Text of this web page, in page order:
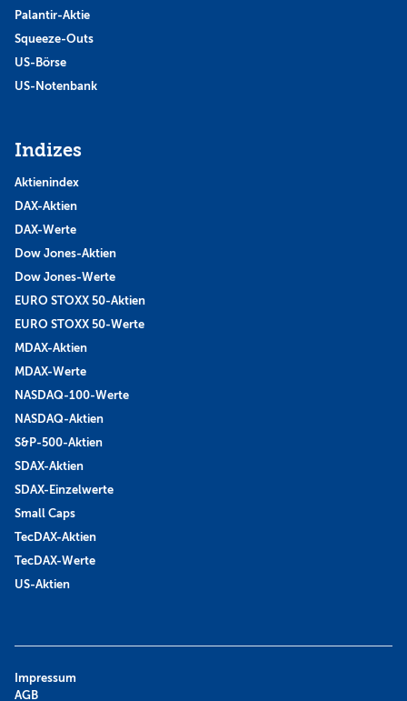
Palantir-Aktie
Squeeze-Outs
US-Börse
US-Notenbank
Indizes
Aktienindex
DAX-Aktien
DAX-Werte
Dow Jones-Aktien
Dow Jones-Werte
EURO STOXX 50-Aktien
EURO STOXX 50-Werte
MDAX-Aktien
MDAX-Werte
NASDAQ-100-Werte
NASDAQ-Aktien
S&P-500-Aktien
SDAX-Aktien
SDAX-Einzelwerte
Small Caps
TecDAX-Aktien
TecDAX-Werte
US-Aktien
Impressum
AGB